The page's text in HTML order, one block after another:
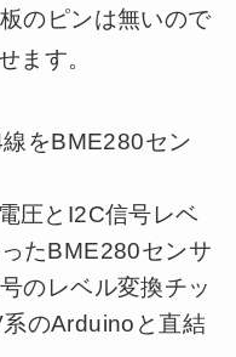
のピンは無いので
ます。
をBME280セン
圧とI2C信号レベ
たBME280センサ
のレベル変換チッ
のArduinoと直結